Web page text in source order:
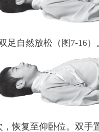
足自然放松（图7-16）
，恢复至仰卧位。双手